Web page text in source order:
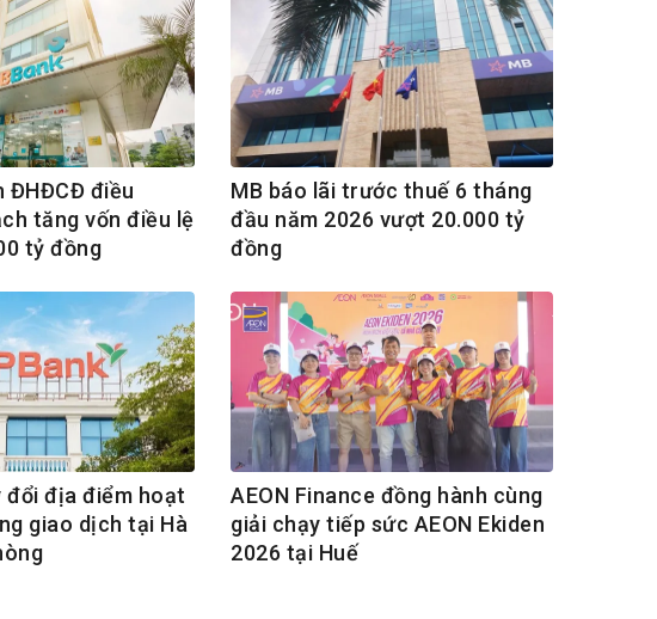
ĐHĐCĐ điều
tăng vốn điều lệ
tỷ đồng
MB báo lãi trước thuế 6 tháng
đầu năm 2026 vượt 20.000 tỷ
đồng
đổi địa điểm hoạt
giao dịch tại Hà
AEON Finance đồng hành cùng
giải chạy tiếp sức AEON Ekiden
2026 tại Huế